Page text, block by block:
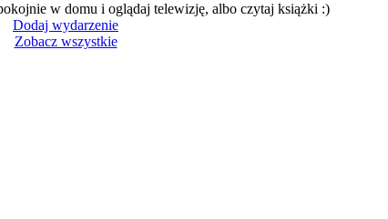
w domu i oglądaj telewizję, albo czytaj książki :)
Dodaj wydarzenie
Zobacz wszystkie